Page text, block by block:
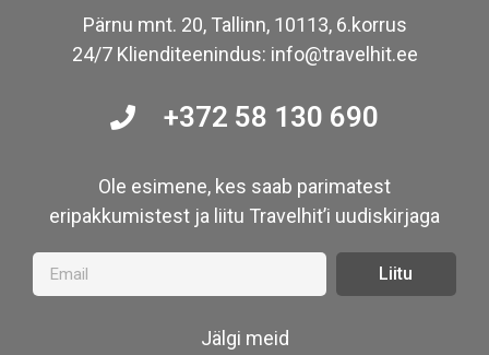
Pärnu mnt. 20, Tallinn, 10113, 6.korrus
24/7 Klienditeenindus: info@travelhit.ee
+372 58 130 690
Ole esimene, kes saab parimatest
eripakkumistest ja liitu Travelhit’i uudiskirjaga
Liitu
Jälgi meid